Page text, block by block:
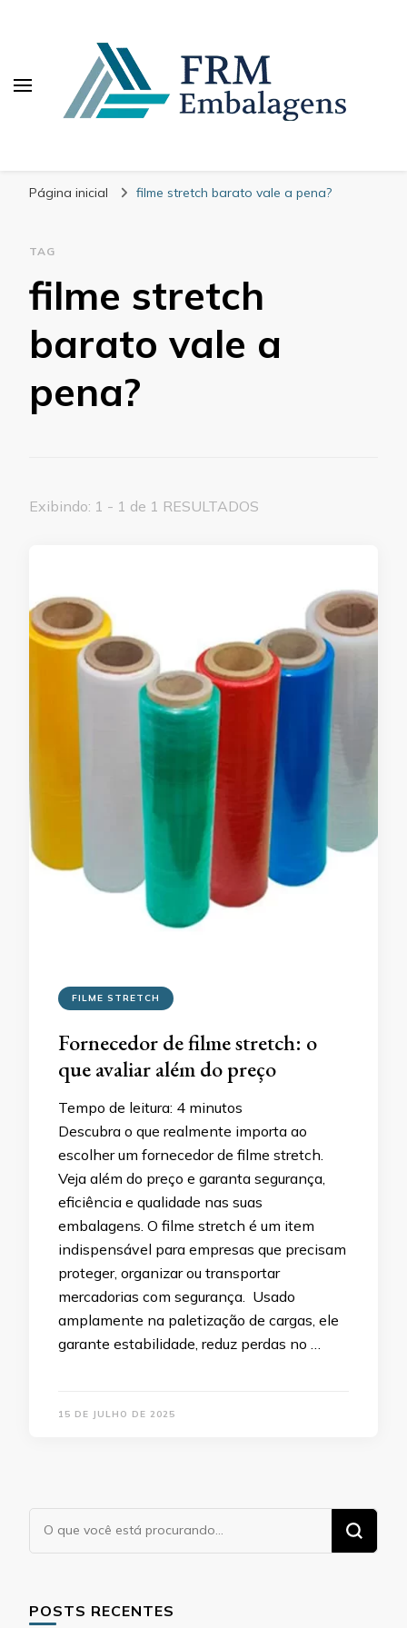
Página inicial filme stretch barato vale a pena?
TAG
filme stretch
barato vale a
pena?
Exibindo: 1 - 1 de 1 RESULTADOS
FILME STRETCH
Fornecedor de filme stretch: o
que avaliar além do preço
Tempo de leitura: 4 minutos
Descubra o que realmente importa ao
escolher um fornecedor de filme stretch.
Veja além do preço e garanta segurança,
eficiência e qualidade nas suas
embalagens. O filme stretch é um item
indispensável para empresas que precisam
proteger, organizar ou transportar
mercadorias com segurança. Usado
amplamente na paletização de cargas, ele
garante estabilidade, reduz perdas no …
15 DE JULHO DE 2025
Procurando
algo?
POSTS RECENTES